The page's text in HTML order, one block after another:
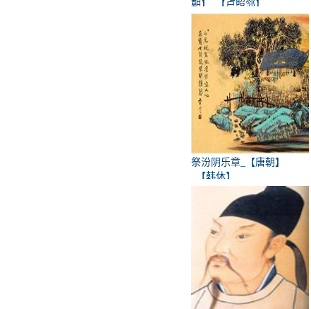
朝】_【卢照邻】
祭汾阴乐章_【唐朝】
_【韩休】